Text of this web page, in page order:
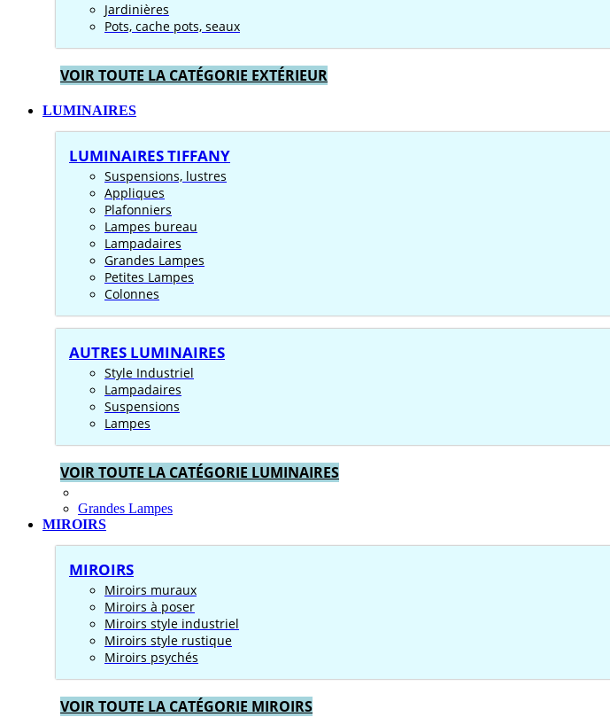
Jardinières
Pots, cache pots, seaux
VOIR TOUTE LA CATÉGORIE EXTÉRIEUR
LUMINAIRES
LUMINAIRES TIFFANY
Suspensions, lustres
Appliques
Plafonniers
Lampes bureau
Lampadaires
Grandes Lampes
Petites Lampes
Colonnes
AUTRES LUMINAIRES
Style Industriel
Lampadaires
Suspensions
Lampes
VOIR TOUTE LA CATÉGORIE LUMINAIRES
Grandes Lampes
MIROIRS
MIROIRS
Miroirs muraux
Miroirs à poser
Miroirs style industriel
Miroirs style rustique
Miroirs psychés
VOIR TOUTE LA CATÉGORIE MIROIRS